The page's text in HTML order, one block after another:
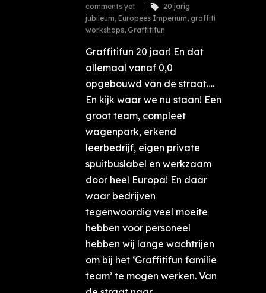
comments yet
20 jarig
jubileum, Europees Imperium, graffiti
workshops, Graffitifun
Graffitifun 20 jaar! En dat
allemaal vanaf 0,0
opgebouwd van de straat….
En kijk waar we nu staan! Een
groot team, compleet
wagenpark, erkend
leerbedrijf, eigen private
spuitbuslabel en werkzaam
door heel Europa! En daar
waar bedrijven
tegenwoordig veel moeite
hebben voor personeel
hebben wij lange wachtrijen
om bij het ‘Graffitifun familie
team’ te mogen werken. Van